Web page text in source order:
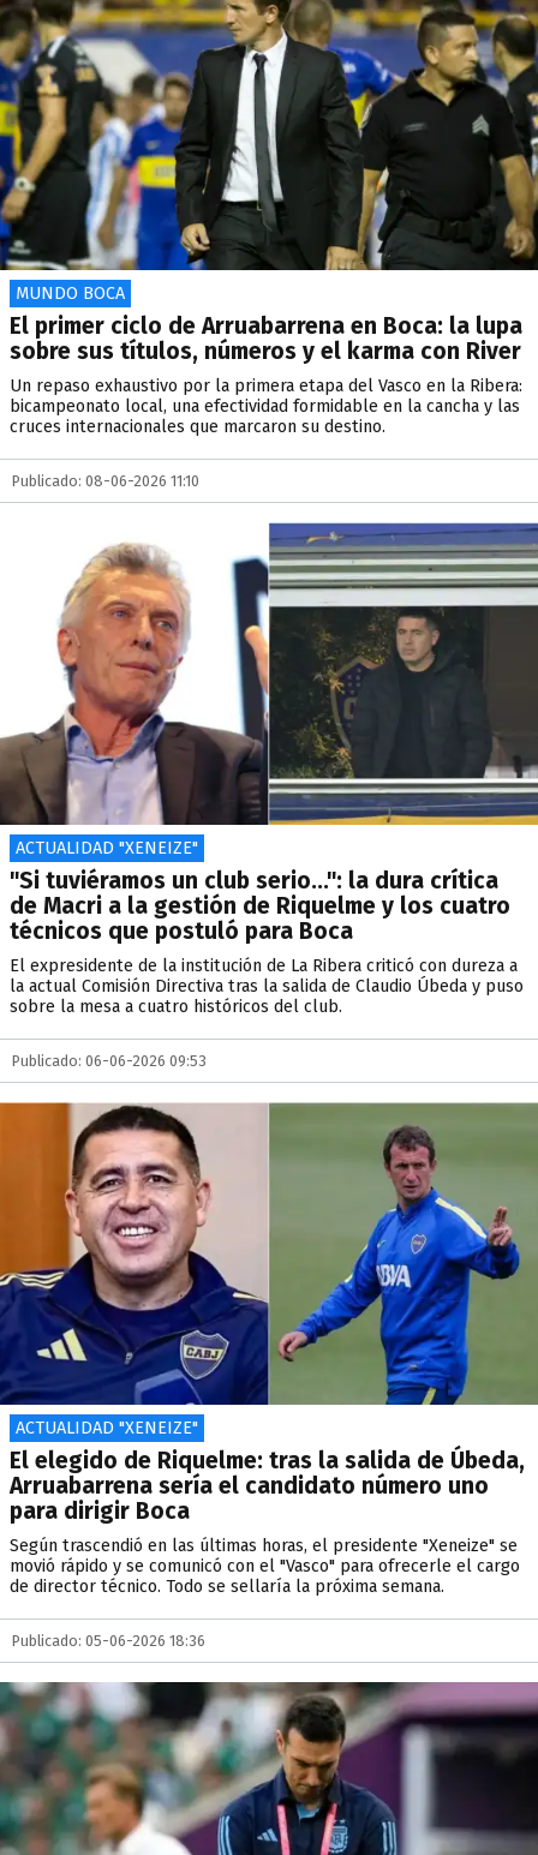
MUNDO BOCA
El primer ciclo de Arruabarrena en Boca: la lupa
sobre sus títulos, números y el karma con River
Un repaso exhaustivo por la primera etapa del Vasco en la Ribera:
bicampeonato local, una efectividad formidable en la cancha y las
cruces internacionales que marcaron su destino.
Publicado: 08-06-2026 11:10
ACTUALIDAD "XENEIZE"
"Si tuviéramos un club serio...": la dura crítica
de Macri a la gestión de Riquelme y los cuatro
técnicos que postuló para Boca
El expresidente de la institución de La Ribera criticó con dureza a
la actual Comisión Directiva tras la salida de Claudio Úbeda y puso
sobre la mesa a cuatro históricos del club.
Publicado: 06-06-2026 09:53
ACTUALIDAD "XENEIZE"
El elegido de Riquelme: tras la salida de Úbeda,
Arruabarrena sería el candidato número uno
para dirigir Boca
Según trascendió en las últimas horas, el presidente "Xeneize" se
movió rápido y se comunicó con el "Vasco" para ofrecerle el cargo
de director técnico. Todo se sellaría la próxima semana.
Publicado: 05-06-2026 18:36